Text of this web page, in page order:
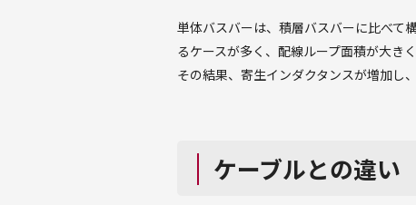
単体バスバーは、積層バスバーに比べて
るケースが多く、配線ループ面積が大き
その結果、寄生インダクタンスが増加し
ケーブルとの違い